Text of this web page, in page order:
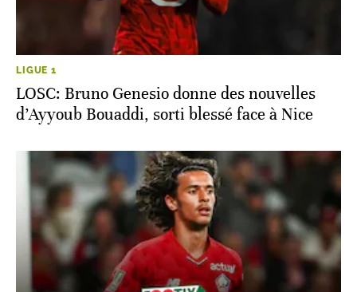
LIGUE 1
LOSC: Bruno Genesio donne des nouvelles
d’Ayyoub Bouaddi, sorti blessé face à Nice